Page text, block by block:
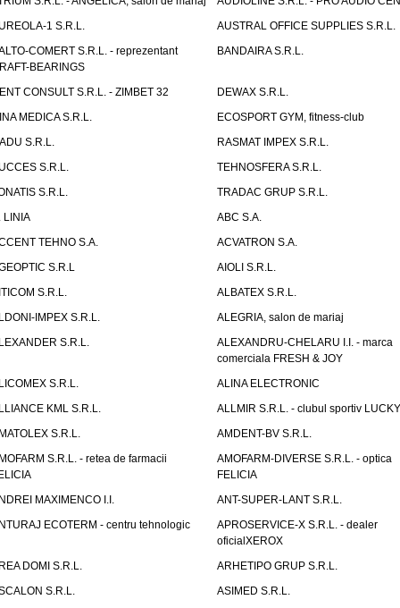
1 S.R.L.
AUSTRAL OFFICE SUPPLIES S.R.L.
COMERT S.R.L. - reprezentant
BEARINGS
BANDAIRA S.R.L.
CONSULT S.R.L. - ZIMBET 32
DEWAX S.R.L.
MEDICA S.R.L.
ECOSPORT GYM, fitness-club
S.R.L.
RASMAT IMPEX S.R.L.
S.R.L.
TEHNOSFERA S.R.L.
S.R.L.
TRADAC GRUP S.R.L.
LINIA
ABC S.A.
TEHNO S.A.
ACVATRON S.A.
S.R.L
AIOLI S.R.L.
S.R.L.
ALBATEX S.R.L.
IMPEX S.R.L.
ALEGRIA, salon de mariaj
S.R.L.
ALEXANDRU-CHELARU I.I. - marca
comerciala FRESH & JOY
S.R.L.
ALINA ELECTRONIC
KML S.R.L.
ALLMIR S.R.L. - clubul sportiv
S.R.L.
AMDENT-BV S.R.L.
S.R.L. - retea de farmacii
AMOFARM-DIVERSE S.R.L. - optica
FELICIA
MAXIMENCO I.I.
ANT-SUPER-LANT S.R.L.
ECOTERM - centru tehnologic
APROSERVICE-X S.R.L. - dealer
oficialXEROX
DOMI S.R.L.
ARHETIPO GRUP S.R.L.
S.R.L.
ASIMED S.R.L.